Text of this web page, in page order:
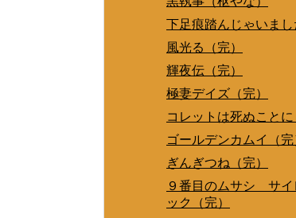
下足痕踏んじゃいまし
風光る（完）
輝夜伝（完）
極妻デイズ（完）
コレットは死ぬことに
ゴールデンカムイ（完
ぎんぎつね（完）
９番目のムサシ サイ
ック（完）